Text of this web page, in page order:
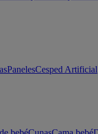
PanelesCesped Artificial